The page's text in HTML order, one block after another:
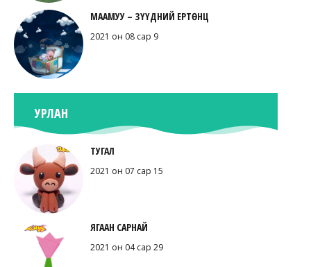
МААМУУ – ЗҮҮДНИЙ ЕРТӨНЦ
2021 он 08 сар 9
УРЛАН
ТУГАЛ
2021 он 07 сар 15
ЯГААН САРНАЙ
2021 он 04 сар 29